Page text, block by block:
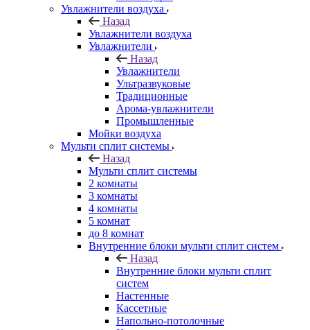
Увлажнители воздуха
Назад
Увлажнители воздуха
Увлажнители
Назад
Увлажнители
Ультразвуковые
Традиционные
Арома-увлажнители
Промышленные
Мойки воздуха
Мульти сплит системы
Назад
Мульти сплит системы
2 комнаты
3 комнаты
4 комнаты
5 комнат
до 8 комнат
Внутренние блоки мульти сплит систем
Назад
Внутренние блоки мульти сплит
систем
Настенные
Кассетные
Напольно-потолочные